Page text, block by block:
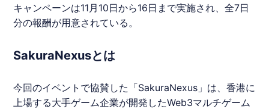
キャンペーンは11月10日から16日まで実施され、全7日
分の報酬が用意されている。
SakuraNexusとは
今回のイベントで協賛した「SakuraNexus 」は、香港に
上場する大手ゲーム企業が開発したWeb3マルチゲーム